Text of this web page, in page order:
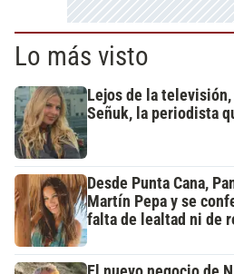
Lo más visto
Lejos de la
Señuk, la periodista
Desde Punta Cana,
Martín Pepa y se
falta de lealtad ni de